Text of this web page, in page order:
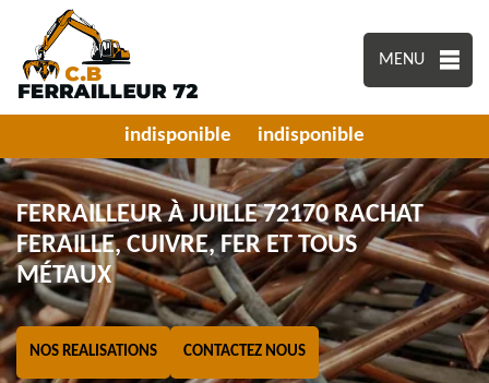
MENU
indisponible indisponible
FERRAILLEUR À JUILLE 72170 RACHAT
FERAILLE, CUIVRE, FER ET TOUS
MÉTAUX
NOS REALISATIONS CONTACTEZ NOUS